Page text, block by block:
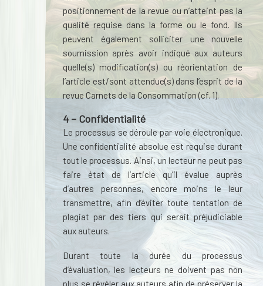
positionnement de la revue ou n’atteint pas la
qualité requise dans la forme ou le fond. Ils
peuvent également solliciter une nouvelle
soumission après avoir indiqué aux auteurs
quelle(s) modification(s) ou réorientation de
l’article est/sont attendue(s) dans l’esprit de la
revue Carnets de la Consommation (cf. 1).
4– Confidentialité
Le processus se déroule par voie électronique.
Une confidentialité absolue est requise durant
tout le processus. Ainsi, un lecteur ne peut pas
faire état de l’article qu’il évalue auprès
d’autres personnes, encore moins le leur
transmettre, afin d’éviter toute tentation de
plagiat par des tiers qui serait préjudiciable
aux auteurs.
Durant toute la durée du processus
d’évaluation, les lecteurs ne doivent pas non
plus se révéler aux auteurs afin de préserver la